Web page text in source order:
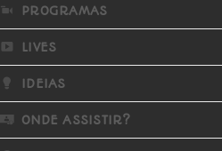
PROGRAMAS
LIVES
IDEIAS
ONDE ASSISTIR?